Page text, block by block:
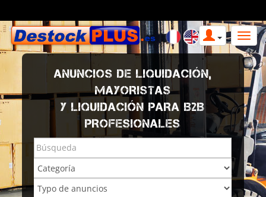
ANUNCIOS DE LIQUIDACIÓN,
MAYORISTAS
Y LIQUIDACIÓN PARA B2B
PROFESIONALES